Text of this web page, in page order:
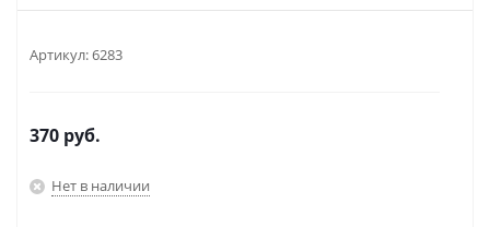
Артикул:6283
370 руб.
Нет в наличии